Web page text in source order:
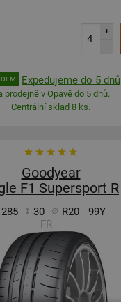
+
–
Expedujeme do 5 dnů
prodejně v Opavě do 5 dnů.
Centrální sklad 8 ks.
Goodyear
F1 Supersport R
285 30 R20
99Y
FR